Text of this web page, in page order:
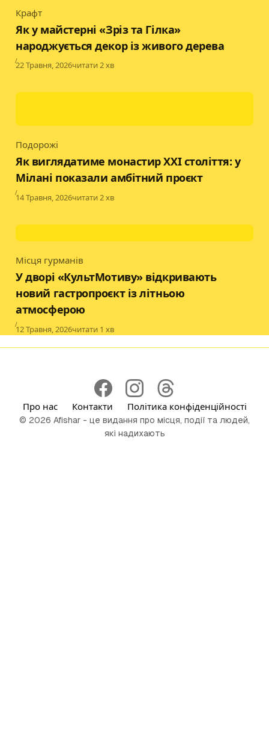
Category
Крафт
Як у майстерні «Зріз та Гілка»
народжується декор із живого дерева
Published
22 Травня, 2026читати 2 хв
Category
Подорожі
Як виглядатиме монастир XXI століття: у
Мілані показали амбітний проєкт
Published
14 Травня, 2026читати 2 хв
Category
Місця гурманів
У дворі «КультМотиву» відкривають
новий гастропроєкт із літньою
атмосферою
Published
12 Травня, 2026читати 1 хв
Про нас Контакти Політика конфіденційності
© 2026 Afishar - це видання про місця, події та людей,
які надихають